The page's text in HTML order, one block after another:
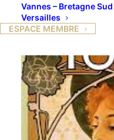
Vannes – Bretagne Sud
Versailles
ESPACE MEMBRE